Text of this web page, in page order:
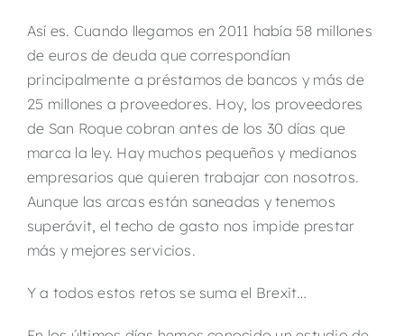
Así es. Cuando llegamos en 2011 había 58 millones
de euros de deuda que correspondían
principalmente a préstamos de bancos y más de
25 millones a proveedores. Hoy, los proveedores
de San Roque cobran antes de los 30 días que
marca la ley. Hay muchos pequeños y medianos
empresarios que quieren trabajar con nosotros.
Aunque las arcas están saneadas y tenemos
superávit, el techo de gasto nos impide prestar
más y mejores servicios.
Y a todos estos retos se suma el Brexit…